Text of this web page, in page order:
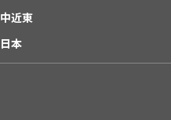
中近東
日本